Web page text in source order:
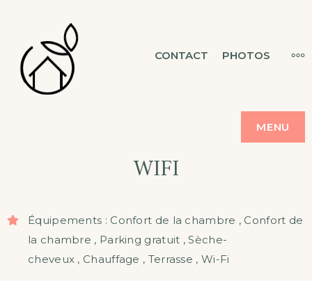
content
MAISON &
CHAMBRES D'HÔTES
CONTACT PHOTOS
MENU
WIFI
Équipements : Confort de la chambre , Confort de
la chambre , Parking gratuit ,Sèche-
cheveux , Chauffage , Terrasse , Wi-Fi